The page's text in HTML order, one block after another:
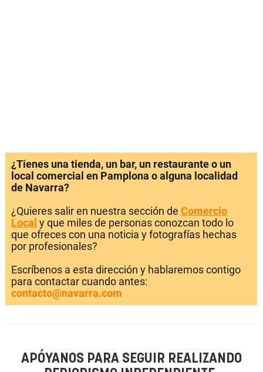
¿Tienes una tienda, un bar, un restaurante o un
local comercial en Pamplona o alguna localidad
de Navarra?
¿Quieres salir en nuestra sección de Comercio
Local y que miles de personas conozcan todo lo
que ofreces con una noticia y fotografías hechas
por profesionales?
Escríbenos a esta dirección y hablaremos contigo
para contactar cuando antes:
contacto@navarra.com
APÓYANOS PARA SEGUIR REALIZANDO